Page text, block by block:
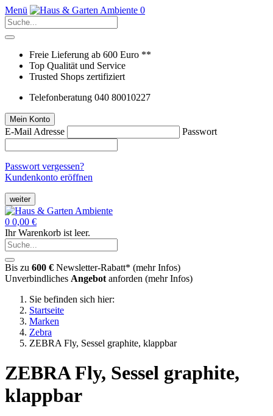
Menü 0
Freie Lieferung ab 600 Euro **
Top Qualität und Service
Trusted Shops zertifiziert
Telefonberatung 040 80010227
Mein Konto
E-Mail Adresse Passwort
Passwort vergessen?
Kundenkonto eröffnen
weiter
0 0,00 €
Ihr Warenkorb ist leer.
Bis zu 600 € Newsletter-Rabatt* (mehr Infos)
Unverbindliches Angebot anforden (mehr Infos)
Sie befinden sich hier:
Startseite
Marken
Zebra
ZEBRA Fly, Sessel graphite, klappbar
ZEBRA Fly, Sessel graphite,
klappbar